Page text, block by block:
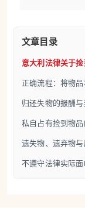
场所捡到钱款
市政办公室会
第928条的要
知需连续在两
一年内证明其
若十二个月内
物品或钱款即
文章目录
意大利法律关于
正确流程：将物
归还失物的报酬与
私自占有捡到物
遗失物、遗弃物
不遵守法律实际